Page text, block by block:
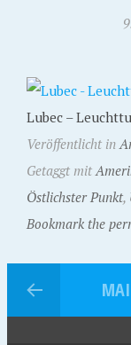
Lubec –
Veröffentlicht in
Getaggt mit
Östlichster Punkt,
Bookmark the